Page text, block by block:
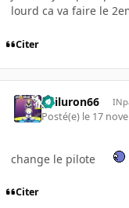
lourd ca va faire le
Citer
gailuron66
Posté(e) le 17
change le pilote
Citer